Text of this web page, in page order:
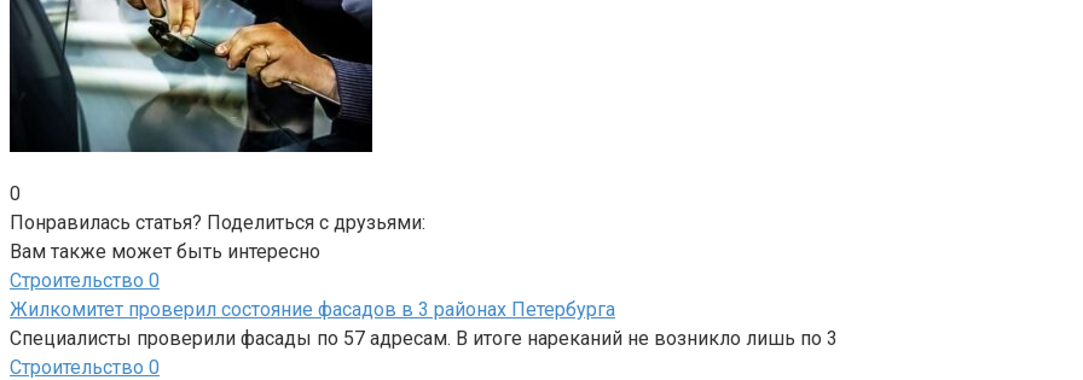
0
Понравилась статья? Поделиться с друзьями:
Вам также может быть интересно
Строительство 0
Жилкомитет проверил состояние фасадов в 3 районах Петербурга
Специалисты проверили фасады по 57 адресам. В итоге нареканий не возникло лишь по 3
Строительство 0